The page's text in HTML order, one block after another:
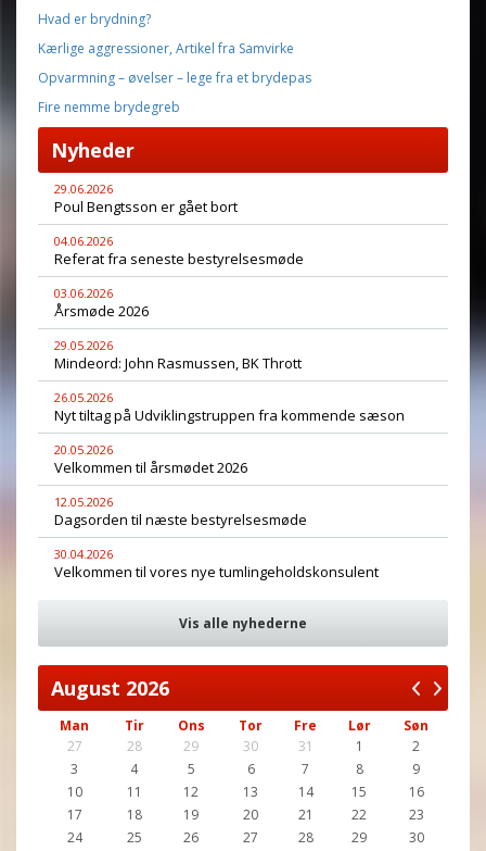
Hvad er brydning?
Kærlige aggressioner, Artikel fra Samvirke
Opvarmning – øvelser – lege fra et brydepas
Fire nemme brydegreb
Nyheder
29.06.2026
Poul Bengtsson er gået bort
04.06.2026
Referat fra seneste bestyrelsesmøde
03.06.2026
Årsmøde 2026
29.05.2026
Mindeord: John Rasmussen, BK Thrott
26.05.2026
Nyt tiltag på Udviklingstruppen fra kommende sæson
20.05.2026
Velkommen til årsmødet 2026
12.05.2026
Dagsorden til næste bestyrelsesmøde
30.04.2026
Velkommen til vores nye tumlingeholdskonsulent
Vis alle nyhederne
August 2026
Man Tir Ons Tor Fre Lør
Søn
27
28 29 30 31 1
2
3
4 5 6 7 8
9
10
11 12 13 14 15
16
17
18 19 20 21 22
23
24
25 26 27 28 29 30